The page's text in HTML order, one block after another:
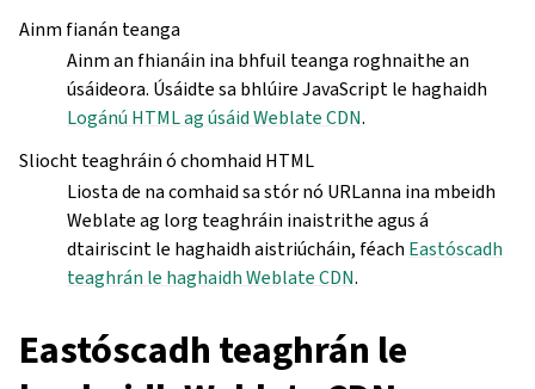
Ainm fianán teanga
Ainm an fhianáin ina bhfuil teanga roghnaithe an
úsáideora. Úsáidte sa bhlúire JavaScript le haghaidh
Logánú HTML ag úsáid Weblate CDN.
Sliocht teaghráin ó chomhaid HTML
Liosta de na comhaid sa stór nó URLanna ina mbeidh
Weblate ag lorg teaghráin inaistrithe agus á
dtairiscint le haghaidh aistriúcháin, féach Eastóscadh
teaghrán le haghaidh Weblate CDN.
Eastóscadh teaghrán le